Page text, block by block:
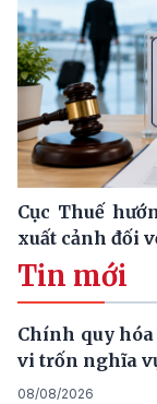
Cục Thuế
xuất cảnh đối
Tin mới
Chính quy
vi trốn nghĩa
08/08/2026